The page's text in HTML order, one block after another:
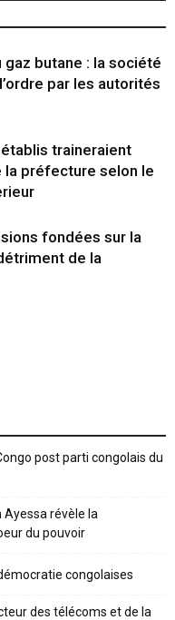
gaz butane : la société
par les autorités
traineraient
la préfecture selon le
fondées sur la
de la
post parti congolais du
Ayessa révèle la
du pouvoir
congolaises
des télécoms et de la